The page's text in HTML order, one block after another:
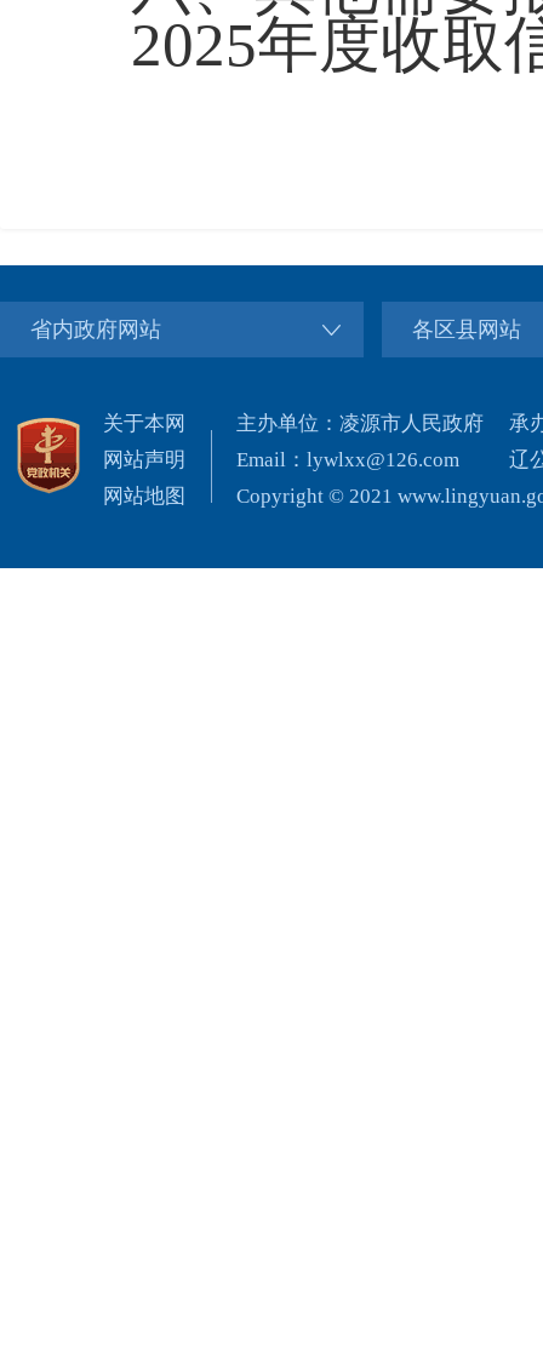
2025年度收取
省内政府网站 各区县网站
关于本网
网站声明
网站地图
主办单位：凌源市人民政府
Email：lywlxx@126.com
Copyright © 2021
承
辽